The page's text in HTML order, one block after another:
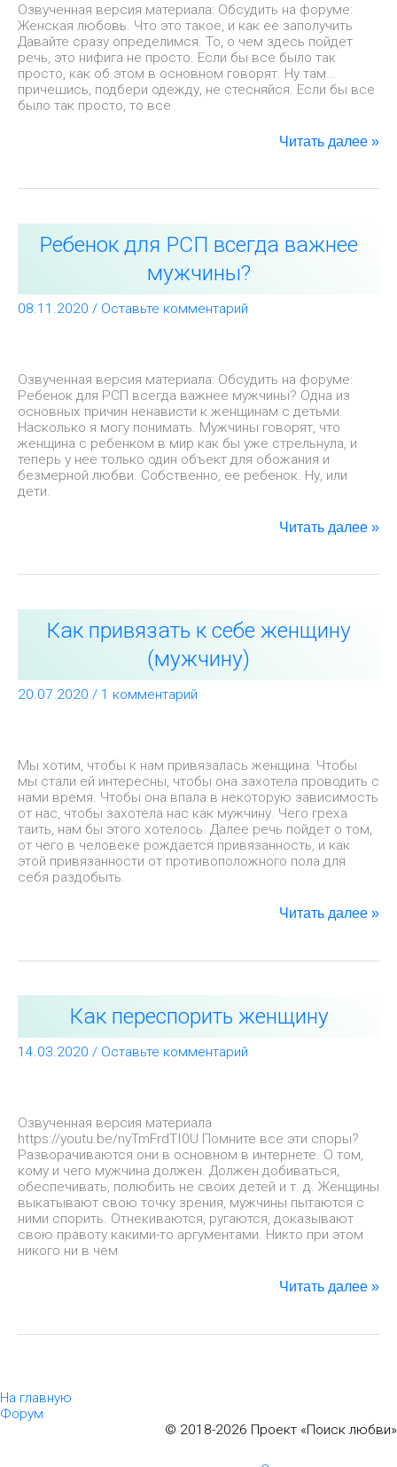
Озвученная версия материала: Обсудить на форуме:
Женская любовь. Что это такое, и как ее заполучить
Давайте сразу определимся. То, о чем здесь пойдет
речь, это нифига не просто. Если бы все было так
просто, как об этом в основном говорят. Ну там…
причешись, подбери одежду, не стесняйся. Если бы все
было так просто, то все
Читать далее »
Ребенок для РСП всегда важнее
мужчины?
08.11.2020 / Оставьте комментарий
Озвученная версия материала: Обсудить на форуме:
Ребенок для РСП всегда важнее мужчины? Одна из
основных причин ненависти к женщинам с детьми.
Насколько я могу понимать. Мужчины говорят, что
женщина с ребенком в мир как бы уже стрельнула, и
теперь у нее только один объект для обожания и
безмерной любви. Собственно, ее ребенок. Ну, или
дети.
для
Читать далее »
Как привязать к себе женщину
(мужчину)
20.07.2020 / 1 комментарий
Мы хотим, чтобы к нам привязалась женщина. Чтобы
мы стали ей интересны, чтобы она захотела проводить с
нами время. Чтобы она впала в некоторую зависимость
от нас, чтобы захотела нас как мужчину. Чего греха
таить, нам бы этого хотелось. Далее речь пойдет о том,
от чего в человеке рождается привязанность, и как
этой привязанности от противоположного пола для
себя раздобыть.
привязать
Читать далее »
Как переспорить женщину
14.03.2020 / Оставьте комментарий
Озвученная версия материала
https://youtu.be/nyTmFrdTI0U Помните все эти споры?
Разворачиваются они в основном в интернете. О том,
кому и чего мужчина должен. Должен добиваться,
обеспечивать, полюбить не своих детей и т. д. Женщины
выкатывают свою точку зрения, мужчины пытаются с
ними спорить. Отнекиваются, ругаются, доказывают
свою правоту какими-то аргументами. Никто при этом
никого ни в чем
переспорить
Читать далее »
На главную
Форум
© 2018-2026 Проект «Поиск любви»